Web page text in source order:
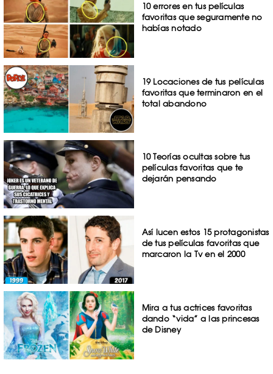
10 errores en tus películas
favoritas que seguramente no
habías notado
19 Locaciones de tus películas
favoritas que terminaron en el
total abandono
10 Teorías ocultas sobre tus
películas favoritas que te
dejarán pensando
Así lucen estos 15 protagonistas
de tus películas favoritas que
marcaron la Tv en el 2000
Mira a tus actrices favoritas
dando “vida” a las princesas
de Disney